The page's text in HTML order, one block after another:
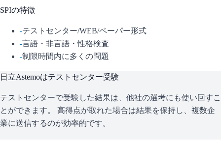
SPIの特徴
-テストセンター/WEB/ペーパー形式
-言語・非言語・性格検査
-制限時間内に多くの問題
日立Astemoはテストセンター受験
テストセンターで受験した結果は、他社の選考にも使い回すこ
とができます。 高得点が取れた場合は結果を保持し、複数企
業に送信するのが効率的です。